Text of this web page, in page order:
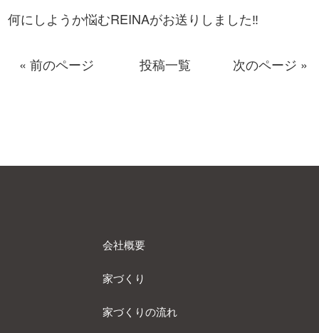
何にしようか悩むREINAがお送りしました‼
« 前のページ 投稿一覧 次のページ »
会社概要
家づくり
家づくりの流れ